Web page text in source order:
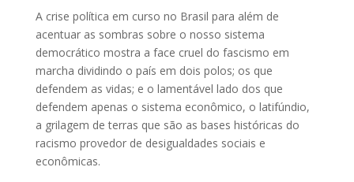
A crise política em curso no Brasil para além de
acentuar as sombras sobre o nosso sistema
democrático mostra a face cruel do fascismo em
marcha dividindo o país em dois polos; os que
defendem as vidas; e o lamentável lado dos que
defendem apenas o sistema econômico, o latifúndio,
a grilagem de terras que são as bases históricas do
racismo provedor de desigualdades sociais e
econômicas.